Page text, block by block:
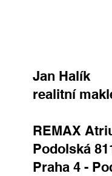
Jan Halík
realitní
REMAX
Podolská
Praha 4 -